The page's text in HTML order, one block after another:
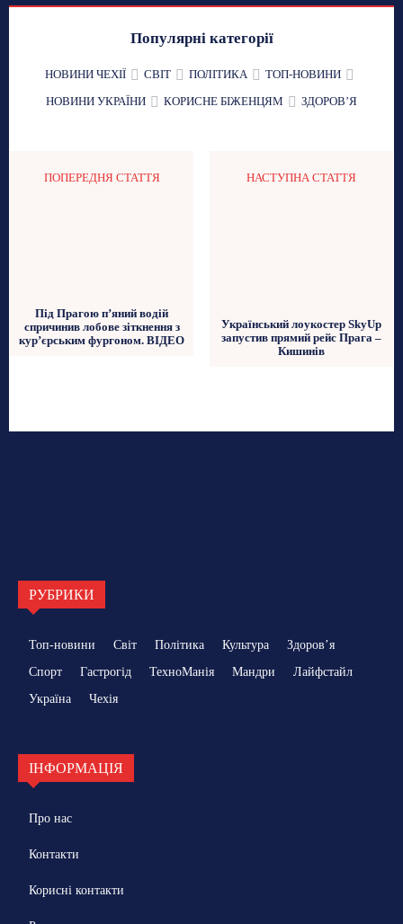
Популярні категорії
НОВИНИ ЧЕХІЇ СВІТ ПОЛІТИКА
ТОП-НОВИНИ
НОВИНИ УКРАЇНИ
КОРИСНЕ БІЖЕНЦЯМ ЗДОРОВʼЯ
ПОПЕРЕДНЯ СТАТТЯ
Під Прагою п’яний водій
спричинив лобове зіткнення з
кур’єрським фургоном. ВІДЕО
НАСТУПНА СТАТТЯ
Український лоукостер SkyUp
запустив прямий рейс Прага –
Кишинів
РУБРИКИ
Топ-новини Світ Політика Культура
Здоровʼя
Спорт
Гастрогід ТехноМанія Мандри
Лайфстайл
Україна
Чехія
ІНФОРМАЦІЯ
Про нас
Контакти
Корисні контакти